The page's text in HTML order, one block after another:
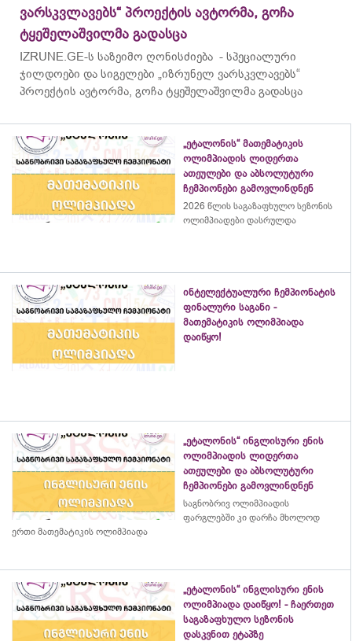
ვარსკვლავებს“ პროექტის ავტორმა, გოჩა
ტყეშელაშვილმა გადასცა
IZRUNE.GE-ს საზეიმო ღონისძიება - სპეციალური
ჯილდოები და სიგელები „იზრუნელ ვარსკვლავებს“
პროექტის ავტორმა, გოჩა ტყეშელაშვილმა გადასცა
„ეტალონის“ მათემატიკის
ოლიმპიადის ლიდერთა
ათეულები და აბსოლუტური
ჩემპიონები გამოვლინდნენ
2026 წლის საგაზაფხულო სეზონის
ოლიმპიადები დასრულდა
ინტელექტუალური ჩემპიონატის
ფინალური საგანი -
მათემატიკის ოლიმპიადა
დაიწყო!
„ეტალონის“ ინგლისური ენის
ოლიმპიადის ლიდერთა
ათეულები და აბსოლუტური
ჩემპიონები გამოვლინდნენ
საგნობრივ ოლიმპიადის
ფარგლებში კი დარჩა მხოლოდ
ერთი მათემატიკის ოლიმპიადა
„ეტალონის“ ინგლისური ენის
ოლიმპიადა დაიწყო! - ჩაერთეთ
საგაზაფხულო სეზონის
დასკვნით ეტაპზე